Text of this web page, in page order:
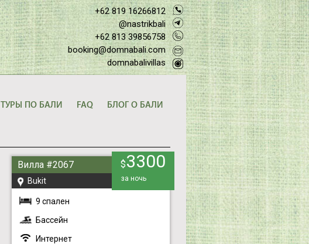
+62 819 16266812
@nastrikbali
+62 813 39856758
booking@domnabali.com
domnabalivillas
ТУРЫ ПО БАЛИ FAQ БЛОГ О БАЛИ
Вилла #2067
Bukit
$3300
за ночь
9 спален
Бассейн
Интернет